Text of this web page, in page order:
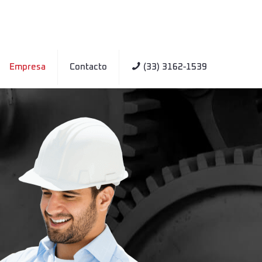
Empresa Contacto (33) 3162-1539